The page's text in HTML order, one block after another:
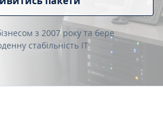
з 2007 року та бере
стабільність IT.